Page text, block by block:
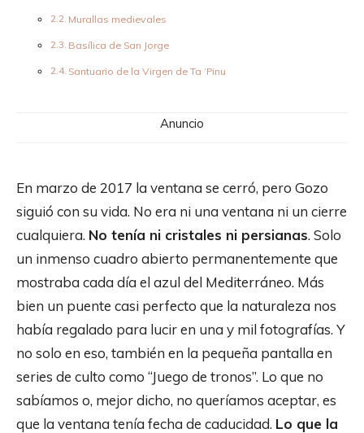
Murallas medievales
Basílica de San Jorge
Santuario de la Virgen de Ta ‘Pinu
Anuncio
En marzo de 2017 la ventana se cerró, pero Gozo
siguió con su vida. No era ni una ventana ni un cierre
cualquiera. No tenía ni cristales ni persianas. Solo
un inmenso cuadro abierto permanentemente que
mostraba cada día el azul del Mediterráneo. Más
bien un puente casi perfecto que la naturaleza nos
había regalado para lucir en una y mil fotografías. Y
no solo en eso, también en la pequeña pantalla en
series de culto como “Juego de tronos”. Lo que no
sabíamos o, mejor dicho, no queríamos aceptar, es
que la ventana tenía fecha de caducidad. Lo que la